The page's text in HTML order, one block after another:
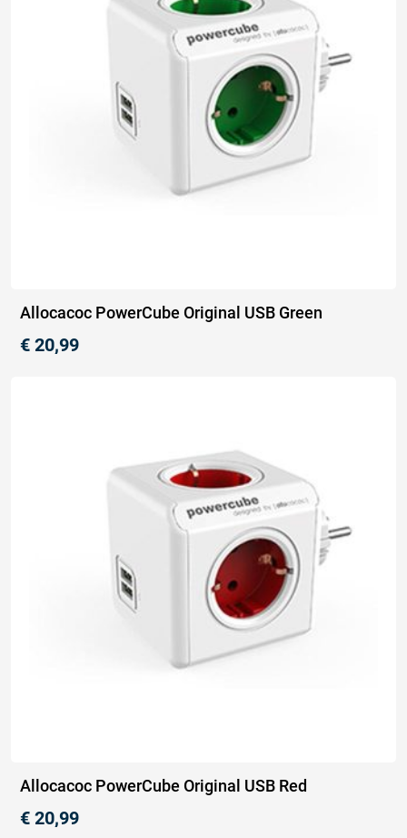
Allocacoc PowerCube Original USB Green
€ 20,99
Allocacoc PowerCube Original USB Red
€ 20,99